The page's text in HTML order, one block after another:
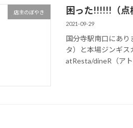
店主のぼやき 困った!!!!!!（点
2021-09-29
国分寺駅南口にあ
タ）と本場ジンギス
atResta/dineR（ア